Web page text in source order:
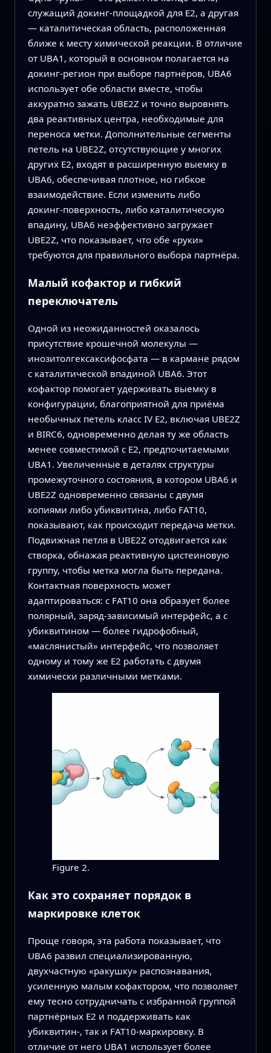
служащий докинг‑площадкой для E2, а другая
— каталитическая область, расположенная
ближе к месту химической реакции. В отличие
от UBA1, который в основном полагается на
докинг‑регион при выборе партнёров, UBA6
использует обе области вместе, чтобы
аккуратно зажать UBE2Z и точно выровнять
два реактивных центра, необходимые для
переноса метки. Дополнительные сегменты
петель на UBE2Z, отсутствующие у многих
других E2, входят в расширенную выемку в
UBA6, обеспечивая плотное, но гибкое
взаимодействие. Если изменить либо
докинг‑поверхность, либо каталитическую
впадину, UBA6 неэффективно загружает
UBE2Z, что показывает, что обе «руки»
требуются для правильного выбора партнёра.
Малый кофактор и гибкий
переключатель
Одной из неожиданностей оказалось
присутствие крошечной молекулы —
инозитолгексаксифосфата — в кармане рядом
с каталитической впадиной UBA6. Этот
кофактор помогает удерживать выемку в
конфигурации, благоприятной для приёма
необычных петель класс IV E2, включая UBE2Z
и BIRC6, одновременно делая ту же область
менее совместимой с E2, предпочитаемыми
UBA1. Увеличенные в деталях структуры
промежуточного состояния, в котором UBA6 и
UBE2Z одновременно связаны с двумя
копиями либо убиквитина, либо FAT10,
показывают, как происходит передача метки.
Подвижная петля в UBE2Z отодвигается как
створка, обнажая реактивную цистеиновую
группу, чтобы метка могла быть передана.
Контактная поверхность может
адаптироваться: с FAT10 она образует более
полярный, заряд‑зависимый интерфейс, а с
убиквитином — более гидрофобный,
«маслянистый» интерфейс, что позволяет
одному и тому же E2 работать с двумя
химически различными метками.
Figure 2.
Как это сохраняет порядок в
маркировке клеток
Проще говоря, эта работа показывает, что
UBA6 развил специализированную,
двухчастную «ракушку» распознавания,
усиленную малым кофактором, что позволяет
ему тесно сотрудничать с избранной группой
партнёрных E2 и поддерживать как
убиквитин‑, так и FAT10‑маркировку. В
отличие от него UBA1 использует более